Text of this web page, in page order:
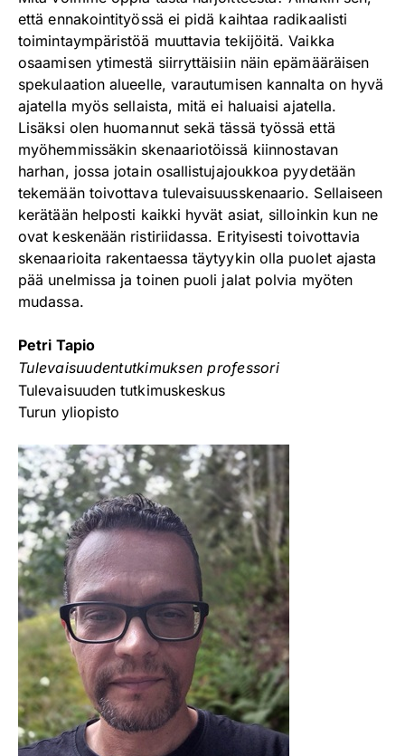
että ennakointityössä ei pidä kaihtaa radikaalisti
toimintaympäristöä muuttavia tekijöitä. Vaikka
osaamisen ytimestä siirryttäisiin näin epämääräisen
spekulaation alueelle, varautumisen kannalta on hyvä
ajatella myös sellaista, mitä ei haluaisi ajatella.
Lisäksi olen huomannut sekä tässä työssä että
myöhemmissäkin skenaariotöissä kiinnostavan
harhan, jossa jotain osallistujajoukkoa pyydetään
tekemään toivottava tulevaisuusskenaario. Sellaiseen
kerätään helposti kaikki hyvät asiat, silloinkin kun ne
ovat keskenään ristiriidassa. Erityisesti toivottavia
skenaarioita rakentaessa täytyykin olla puolet ajasta
pää unelmissa ja toinen puoli jalat polvia myöten
mudassa.
Petri Tapio
Tulevaisuudentutkimuksen professori
Tulevaisuuden tutkimuskeskus
Turun yliopisto